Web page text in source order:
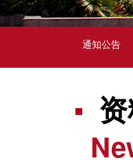
通知公告